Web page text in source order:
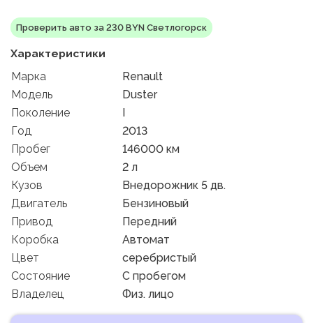
Проверить авто за 230 BYN Светлогорск
Характеристики
Марка
Renault
Модель
Duster
Поколение
I
Год
2013
Пробег
146000 км
Объем
2 л
Кузов
Внедорожник 5 дв.
Двигатель
Бензиновый
Привод
Передний
Коробка
Автомат
Цвет
серебристый
Состояние
C пробегом
Владелец
Физ. лицо